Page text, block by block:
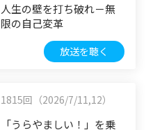
人生の壁を打ち破れ－無
限の自己変革
放送を聴く
1815回（2026/7/11,12）
「うらやましい！」を乗